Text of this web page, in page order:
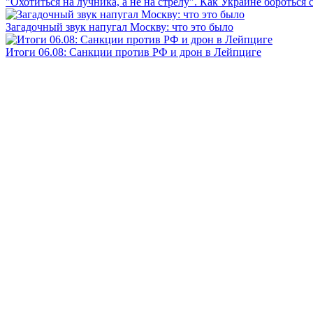
Загадочный звук напугал Москву: что это было
Итоги 06.08: Санкции против РФ и дрон в Лейпциге